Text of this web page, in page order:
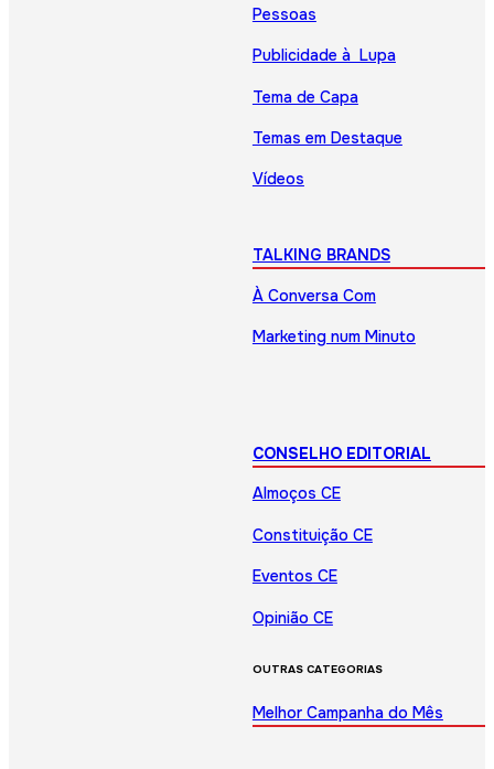
Pessoas
Publicidade à Lupa
Tema de Capa
Temas em Destaque
Vídeos
TALKING BRANDS
À Conversa Com
Marketing num Minuto
CONSELHO EDITORIAL
Almoços CE
Constituição CE
Eventos CE
Opinião CE
OUTRAS CATEGORIAS
Melhor Campanha do Mês